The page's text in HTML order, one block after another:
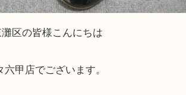
査定させていただきます。